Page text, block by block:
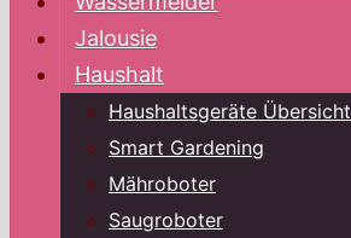
Jalousie
Haushalt
Haushaltsgeräte Übersicht
Smart Gardening
Mähroboter
Saugroboter